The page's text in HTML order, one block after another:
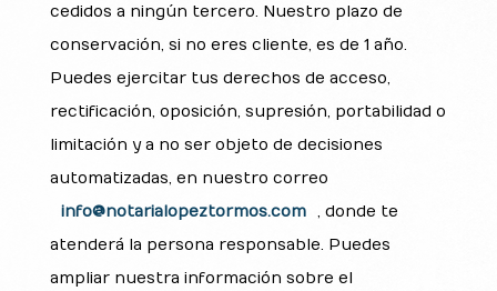
cedidos a ningún tercero. Nuestro plazo de
conservación, si no eres cliente, es de 1 año.
Puedes ejercitar tus derechos de acceso,
rectificación, oposición, supresión, portabilidad o
limitación y a no ser objeto de decisiones
automatizadas, en nuestro correo
info@notarialopeztormos.com
, donde te
atenderá la persona responsable. Puedes
ampliar nuestra información sobre el